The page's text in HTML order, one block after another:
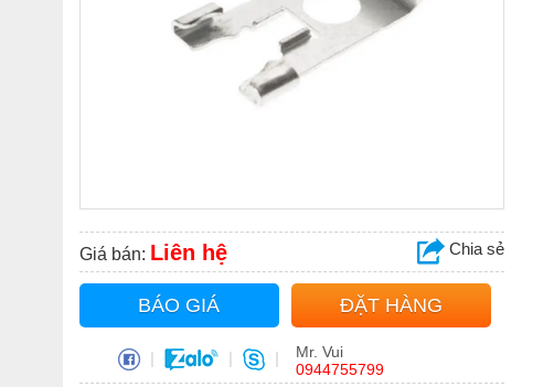
Giá bán: Liên hệ Chia sẻ
BÁO GIÁ ĐẶT HÀNG
| | |
Mr. Vui
0944755799